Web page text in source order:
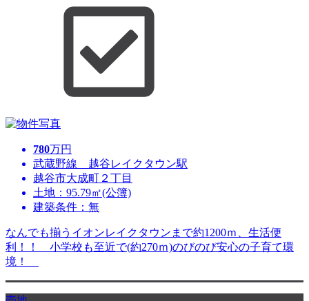
780万円
武蔵野線 越谷レイクタウン駅
越谷市大成町２丁目
土地：95.79㎡(公簿)
建築条件：無
なんでも揃うイオンレイクタウンまで約1200ｍ、生活便
利！！ 小学校も至近で(約270ｍ)のびのび安心の子育て環
境！